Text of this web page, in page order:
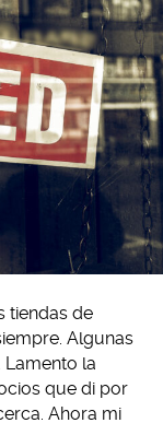
tiendas de
Algunas
Lamento la
que di por
Ahora mi